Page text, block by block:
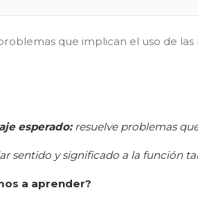
que implican el uso de
esperado: resuelve problemas
ar sentido y significado a la función
a aprender?